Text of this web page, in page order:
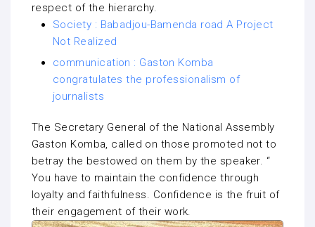
respect of the hierarchy.
Society : Babadjou-Bamenda road A Project
Not Realized
communication : Gaston Komba
congratulates the professionalism of
journalists
The Secretary General of the National Assembly
Gaston Komba, called on those promoted not to
betray the bestowed on them by the speaker. “
You have to maintain the confidence through
loyalty and faithfulness. Confidence is the fruit of
their engagement of their work.